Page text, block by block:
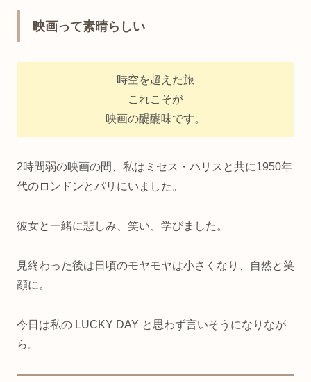
映画って素晴らしい
時空を超えた旅
これこそが
映画の醍醐味です。
2時間弱の映画の間、私はミセス・ハリスと共に1950年
代のロンドンとパリにいました。
彼女と一緒に悲しみ、笑い、学びました。
見終わった後は日頃のモヤモヤは小さくなり、自然と笑
顔に。
今日は私の LUCKY DAY と思わず言いそうになりなが
ら。